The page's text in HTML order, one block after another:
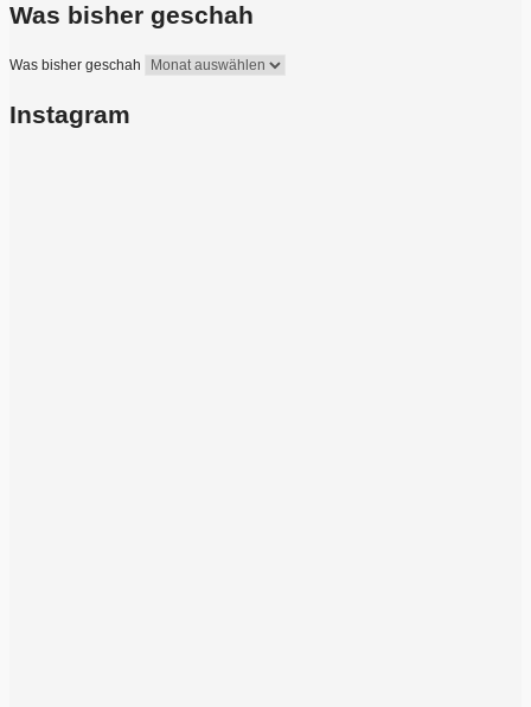
Was bisher geschah
Was bisher geschah
Instagram